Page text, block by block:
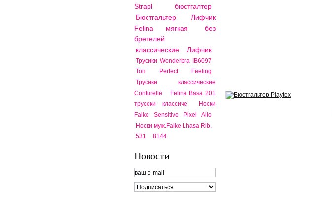
Strapl
бюстгалтер
Бюстгальтер Лифчик
Felina мягкая
без
бретелей
классические
Лифчик
Трусики Wonderbra IB6097
Топ Perfect Feeling
Трусики классические
Conturelle
Felina Basa 201
трусеки классиче
Носки
Falke Sensitive Pixel Allo
Носки муж.Falke Lhasa Rib.
531
8144
Новости